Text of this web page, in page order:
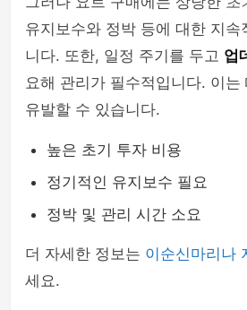
유지보수와 정박 등에 대한 지속
니다. 또한, 일정 주기를 두고 업
요해 관리가 필수적입니다. 이는
유발할 수 있습니다.
높은 초기 투자 비용
정기적인 유지보수 필요
정박 및 관리 시간 소요
더 자세한 정보는 이순신마리나
세요.